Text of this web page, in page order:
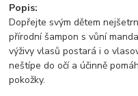
Popis:
Dopřejte svým dětem
přírodní šampon s vůní
výživy vlasů postará i o
neštípe do očí a účinně
pokožky.